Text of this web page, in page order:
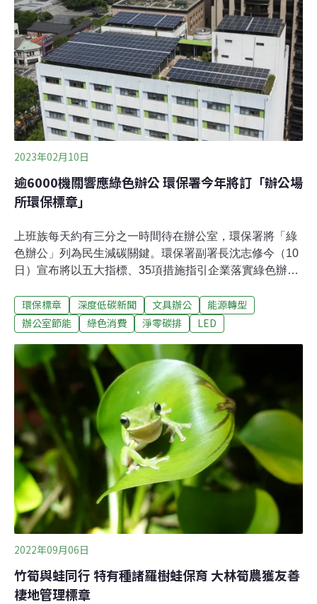
大膽的向英國公眾宣布自己是歐洲「排放量最低的航空公
司」，有鑑於如此宣告多少是虛構的，英國廣告標準局
（ASA）立即禁止了這項廣告。
2023年02月10日
逾6000機關響應綠色辦公 環保署今年將訂「辦公場
所環保標章」
上班族每天約有三分之一時間待在辦公室，環保署將「綠
色辦公」列為民生減碳關鍵。環保署副署長沈志修今（10
日）宣布將以五大指標、35項措施指引企業落實綠色辦
署統計，自2021年推動綠色辦公以來，已有6000多個單位
響應，2022年省電3.3億度、省水15.3萬噸，減少30.3萬噸
日）舉辦「企業宣示綠色辦公」記者會，副署長沈志修表
示，上班族多數時間都在辦公室，推廣「綠色辦公」是達
成綠生活目標的關鍵。環保署今天舉辦「企業宣示綠色辦
公」記者會，宣布以五大指標、35項措施指引企業落實綠
色辦公。五大指標有「節省能資源」、「源頭減量」、
「綠色採購」、「環境綠美化」及「宣導倡議」。實際措
施則有環保標章電器、舊燈具替換為LED燈、節約用紙、
減少一次性餐具、設備以租代買、視訊開會、參與環保活
動等。環保署從20
環保標章 深度低碳新聞 文具辦公
能源轉型
辦公室節能
綠色消費 淨零碳排 LED
2022年09月06日
竹筍與蛙同行 特有種諸羅樹蛙保育 大林筍農獲友善
棲地管理標章